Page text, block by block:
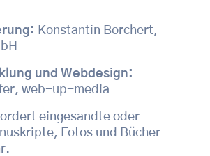
Konstantin Borchert,
und Webdesign:
web-up-media
eingesandte oder
Fotos und Bücher